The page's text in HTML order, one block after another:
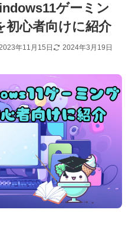
ゲーミン
初心者向けに紹介
年11月15日 2024年3月19日